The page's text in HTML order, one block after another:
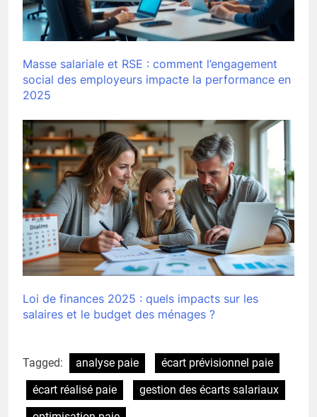
Masse salariale et RSE : comment l’engagement
social des employeurs impacte la performance en
2025
Loi de finances 2025 : quels impacts sur les
salaires et le budget des ménages ?
Tagged: analyse paie
écart prévisionnel paie
écart réalisé paie
gestion des écarts salariaux